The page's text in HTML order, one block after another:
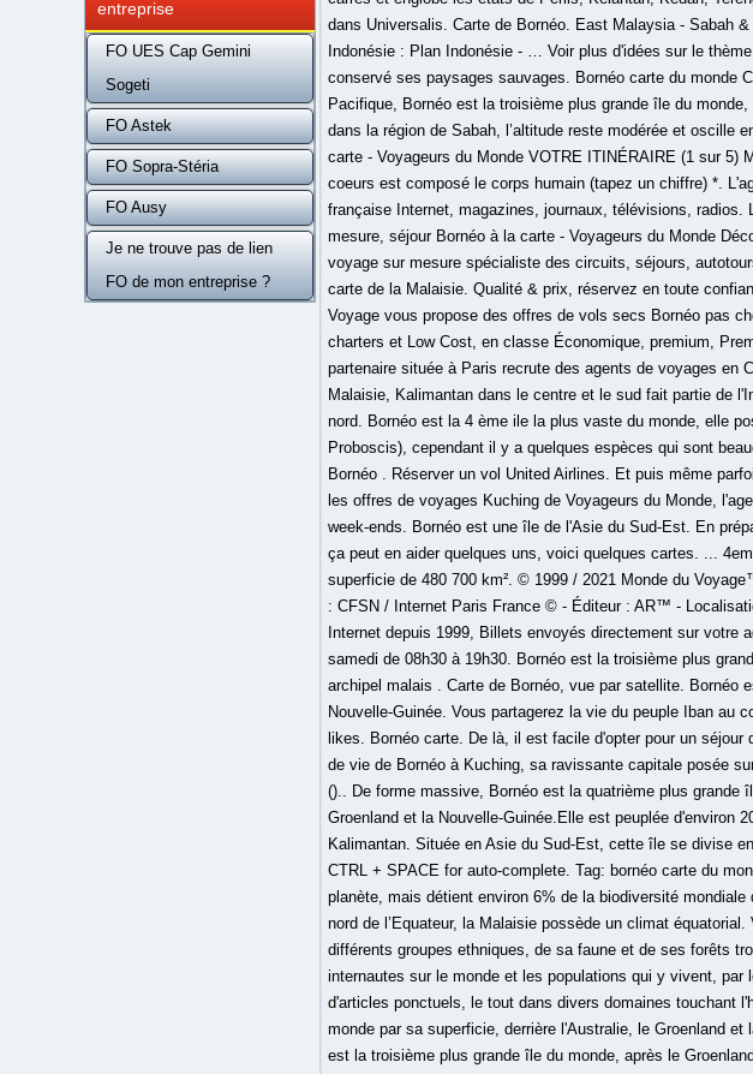
entreprise
FO UES Cap Gemini
Sogeti
FO Astek
FO Sopra-Stéria
FO Ausy
Je ne trouve pas de lien
FO de mon entreprise ?